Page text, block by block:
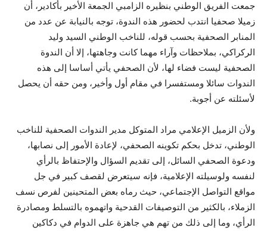
جمعت الفريق الوطني بنظيره الزامبي الجمعة الأخير بأكادير، أن
زميلا صحفيا انتدب لحضور هذه الندوة، توجه بالنيابة عن عدد من
المنابر الصحفية بحسب قوله، للناخب الوطني السيد وليد
الركراكي، بملاحظات وآراء مهما كانت وجاهتها، إلا أن الندوة
الصحفية ليست فضاء لها، لأن الصحفي يأتي أساسا إلى هذه
الندوات سائلا ومستفسرا في مقام أول وأخير، ومن حقه أن يحصل
لأسئلته عن أجوبة.
ولأن الزميل الإعلامي مراد المتوكل مدير الندوات الصحفية للناخب
الوطني، تدخل بحكم تكوينه الصحفي، لإعادة الأمور إلى نصابها،
ودعوة الصحفي السائل، إلى تقديم السؤال والإحتفاظ بالرأي
لنفسه ولوسيلته الإعلامية، فإنه سيتعرض لقصف كبير في جل
مواقع التواصل الإجتماعي، حيث رماه بعض المتحينين لفرص نسف
الزملاء، بالكثير من التوصيفات القدحية واتهموه بالتسلط ومصادرة
الرأي، وما إلى ذلك من تهم هي جاهزة على الدوام في دكاكين